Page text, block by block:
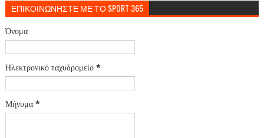
ΕΠΙΚΟΙΝΩΝΗΣΤΕ ΜΕ ΤΟ SPORT 365
Όνομα
Ηλεκτρονικό ταχυδρομείο *
Μήνυμα *